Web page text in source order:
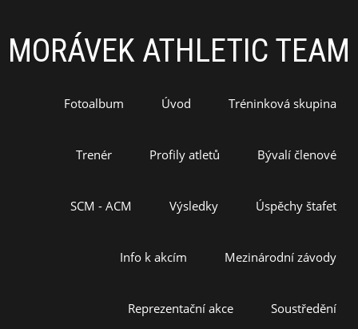
MORÁVEK ATHLETIC TEAM
Fotoalbum Úvod Tréninková skupina
Trenér Profily atletů Bývalí členové
SCM - ACM Výsledky Úspěchy štafet
Info k akcím Mezinárodní závody
Reprezentační akce Soustředění